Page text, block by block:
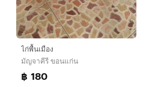
ไก่พื้นเมือง
มัญจาคีรี ขอนแก่น
฿ 180